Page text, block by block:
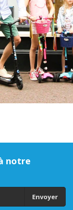
notre
Envoyer